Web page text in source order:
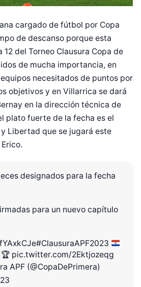
cargado de fútbol por Copa
de descanso porque esta
del Torneo Clausura Copa de
de mucha importancia, en
necesitados de puntos por
objetivos y en Villarrica se dará
en la dirección técnica de
plato fuerte de la fecha es el
Libertad que se jugará este
designados para la fecha
para un nuevo capítulo
#ClausuraAPF2023
🏆 pic.twitter.com/2Ektjozeqg
APF (@CopaDePrimera)